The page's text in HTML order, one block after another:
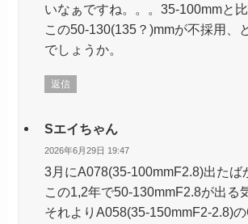
いなぁですね。。。35-100mmと比
この50-130(135？)mmが不採用、
でしょうか。
返信
Sエイちゃん
2026年6月29日 19:47
3月にA078(35-100mmF2.8)出たば
この1,2年で50-130mmF2.8が出る
それよりA058(35-150mmF2-2.8)